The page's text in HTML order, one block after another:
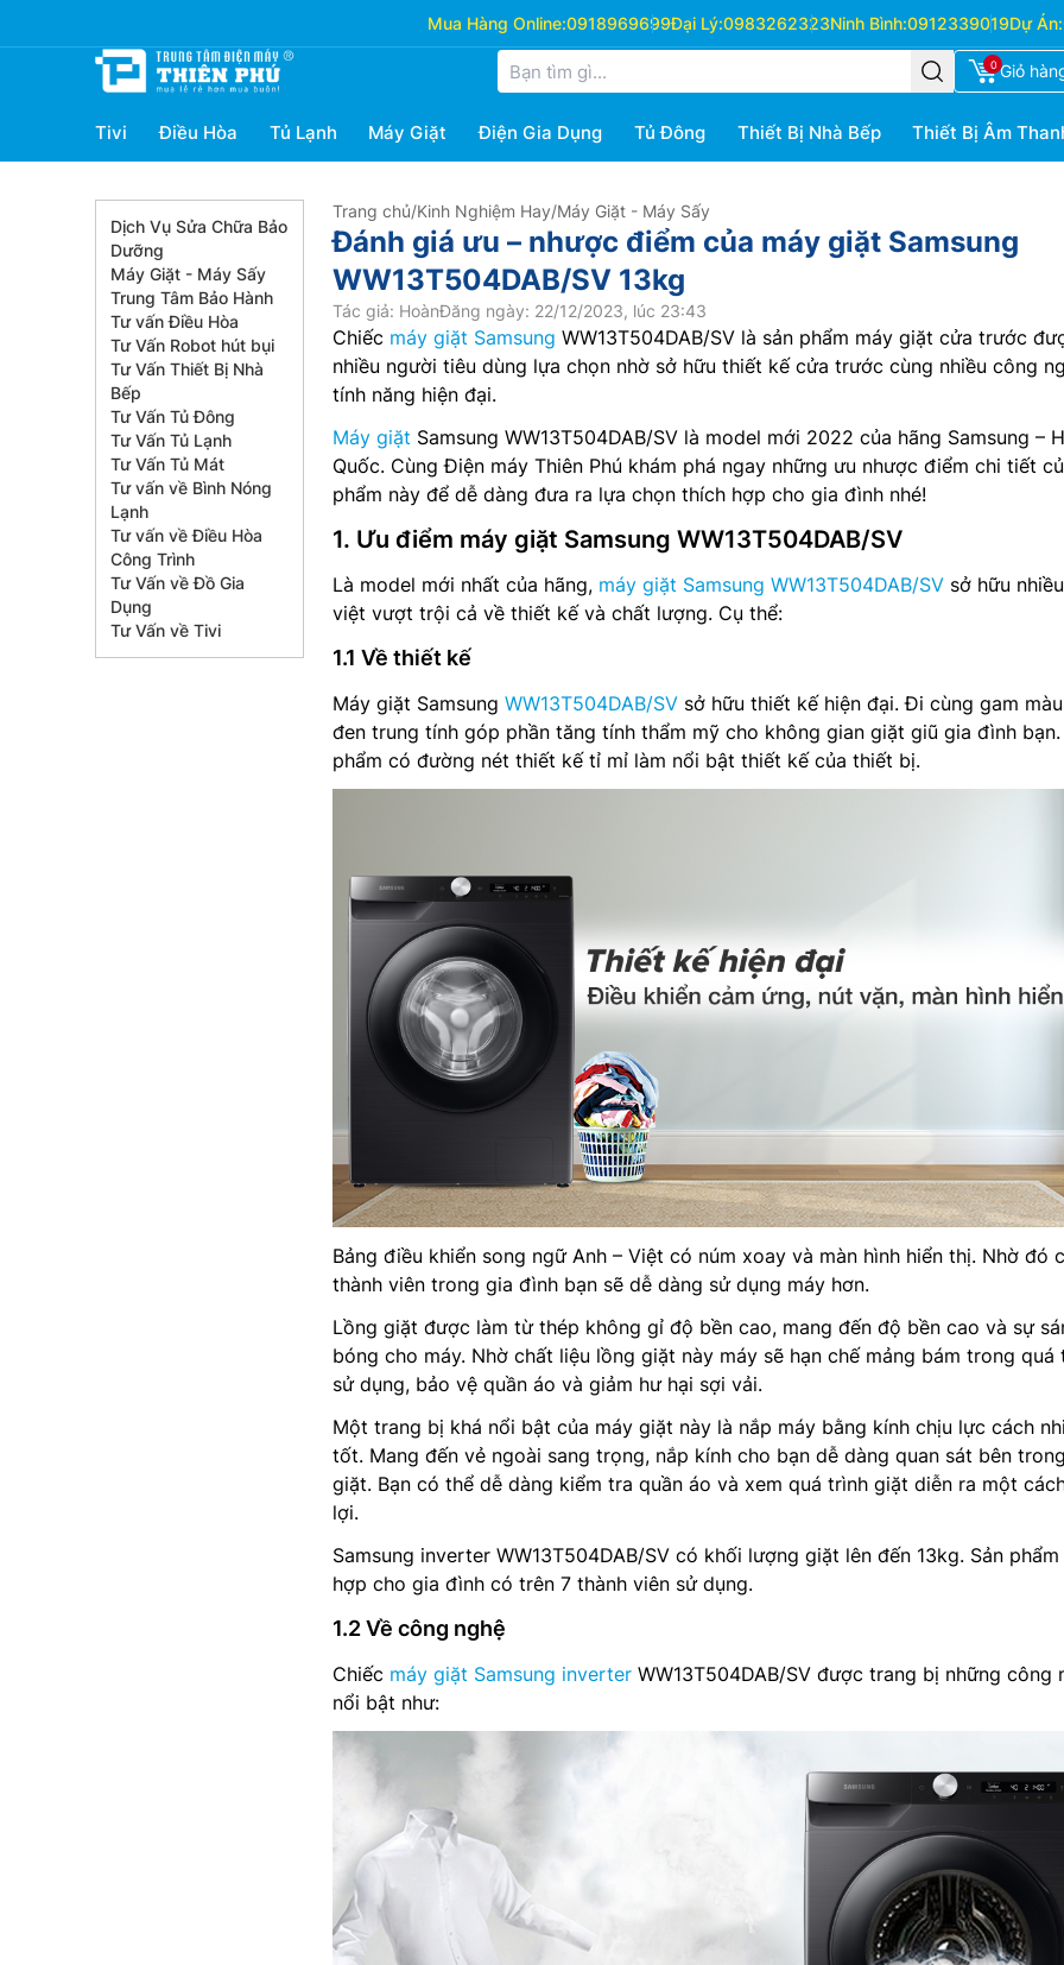
Mua Hàng Online:0918969699Đại Lý:0983262323Ninh Bình:0912339019Dự Án:
0 Giỏ
Tivi Điều Hòa Tủ Lạnh Máy Giặt Điện Gia Dụng Tủ Đông Thiết Bị Nhà Bếp Thiết Bị Âm
Dịch Vụ Sửa Chữa Bảo
Dưỡng
Máy Giặt - Máy Sấy
Trung Tâm Bảo Hành
Tư vấn Điều Hòa
Tư Vấn Robot hút bụi
Tư Vấn Thiết Bị Nhà
Bếp
Tư Vấn Tủ Đông
Tư Vấn Tủ Lạnh
Tư Vấn Tủ Mát
Tư vấn về Bình Nóng
Lạnh
Tư vấn về Điều Hòa
Công Trình
Tư Vấn về Đồ Gia
Dụng
Tư Vấn về Tivi
Trang chủ/Kinh Nghiệm Hay/Máy Giặt - Máy Sấy
Đánh giá ưu – nhược điểm của máy giặt Samsung
WW13T504DAB/SV 13kg
Tác giả: HoànĐăng ngày: 22/12/2023, lúc 23:43
Chiếc máy giặt Samsung WW13T504DAB/SV là sản phẩm máy giặt cửa trước
nhiều người tiêu dùng lựa chọn nhờ sở hữu thiết kế cửa trước cùng nhiều công
tính năng hiện đại.
Máy giặt Samsung WW13T504DAB/SV là model mới 2022 của hãng Samsung –
Quốc. Cùng Điện máy Thiên Phú khám phá ngay những ưu nhược điểm chi tiết
phẩm này để dễ dàng đưa ra lựa chọn thích hợp cho gia đình nhé!
1. Ưu điểm máy giặt Samsung WW13T504DAB/SV
Là model mới nhất của hãng, máy giặt Samsung WW13T504DAB/SV sở hữu
việt vượt trội cả về thiết kế và chất lượng. Cụ thể:
1.1 Về thiết kế
Máy giặt Samsung WW13T504DAB/SV sở hữu thiết kế hiện đại. Đi cùng gam
đen trung tính góp phần tăng tính thẩm mỹ cho không gian giặt giũ gia đình bạn.
phẩm có đường nét thiết kế tỉ mỉ làm nổi bật thiết kế của thiết bị.
Bảng điều khiển song ngữ Anh – Việt có núm xoay và màn hình hiển thị. Nhờ đó
thành viên trong gia đình bạn sẽ dễ dàng sử dụng máy hơn.
Lồng giặt được làm từ thép không gỉ độ bền cao, mang đến độ bền cao và sự
bóng cho máy. Nhờ chất liệu lồng giặt này máy sẽ hạn chế mảng bám trong quá
sử dụng, bảo vệ quần áo và giảm hư hại sợi vải.
Một trang bị khá nổi bật của máy giặt này là nắp máy bằng kính chịu lực cách
tốt. Mang đến vẻ ngoài sang trọng, nắp kính cho bạn dễ dàng quan sát bên
giặt. Bạn có thể dễ dàng kiểm tra quần áo và xem quá trình giặt diễn ra một
lợi.
Samsung inverter WW13T504DAB/SV có khối lượng giặt lên đến 13kg. Sản
hợp cho gia đình có trên 7 thành viên sử dụng.
1.2 Về công nghệ
Chiếc máy giặt Samsung inverter WW13T504DAB/SV được trang bị những công
nổi bật như: